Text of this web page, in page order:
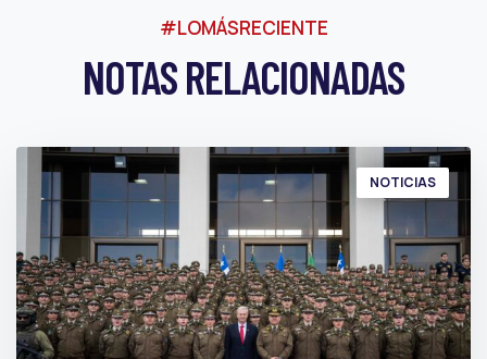
#LOMÁSRECIENTE
NOTAS RELACIONADAS
NOTICIAS